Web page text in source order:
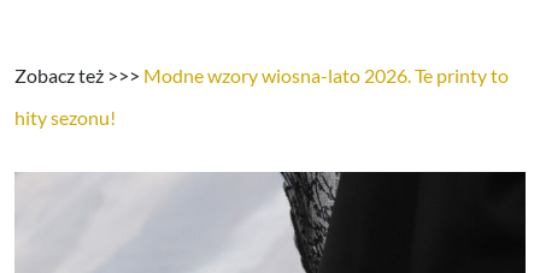
Zobacz też >>> Modne wzory wiosna-lato 2026. Te printy to
hity sezonu!